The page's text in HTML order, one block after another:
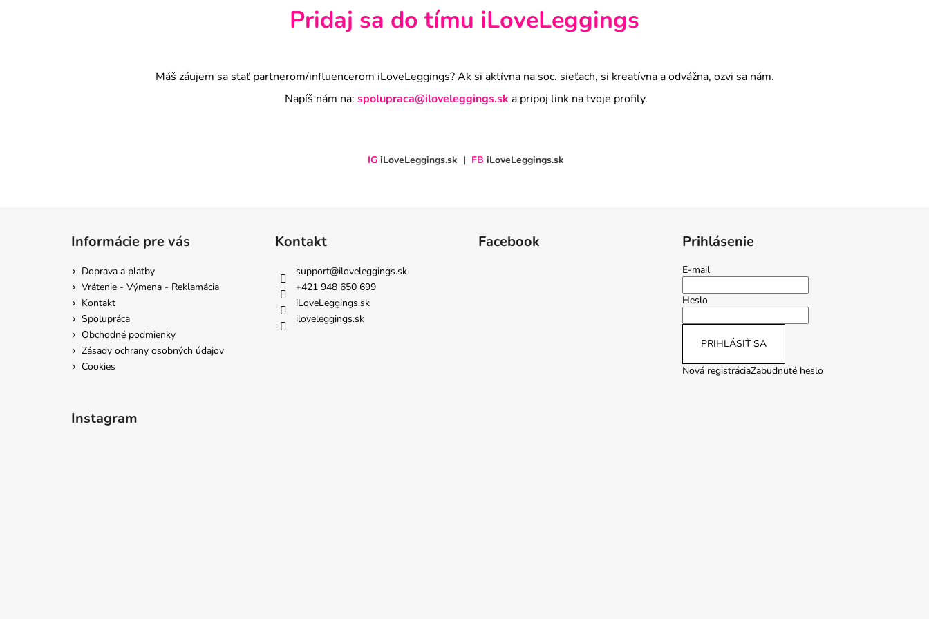
Pridaj sa do tímu iLoveLeggings
Máš záujem sa stať partnerom/influencerom iLoveLeggings? Ak si aktívna na soc. sieťach, si kreatívna a odvážna, ozvi sa nám.
Napíš nám na: spolupraca@iloveleggings.sk a pripoj link na tvoje profily.
IG iLoveLeggings.sk | FB iLoveLeggings.sk
Informácie pre vás
Doprava a platby
Vrátenie - Výmena - Reklamácia
Kontakt
Spolupráca
Obchodné podmienky
Zásady ochrany osobných údajov
Cookies
Kontakt
support@iloveleggings.sk
+421 948 650 699
iLoveLeggings.sk
iloveleggings.sk
Facebook Prihlásenie
E-mail
Heslo
PRIHLÁSIŤ SA
Nová registráciaZabudnuté heslo
Instagram